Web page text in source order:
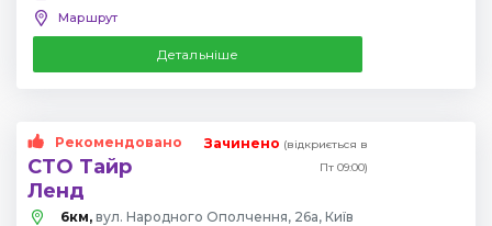
Маршрут
Детальніше
Рекомендовано
СТО Тайр
Ленд
Зачинено (відкриється в
Пт 09:00)
6км, вул. Народного Ополчення, 26а, Київ